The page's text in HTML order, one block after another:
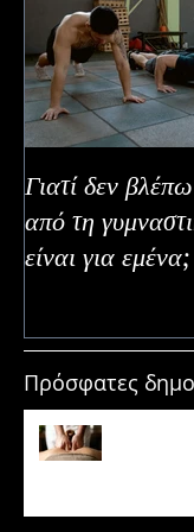
Γιατί δεν
από τη
είναι για εμένα;
Πρόσφατες